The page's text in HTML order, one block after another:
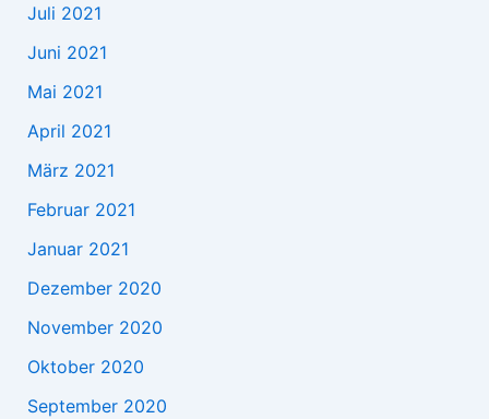
Juli 2021
Juni 2021
Mai 2021
April 2021
März 2021
Februar 2021
Januar 2021
Dezember 2020
November 2020
Oktober 2020
September 2020